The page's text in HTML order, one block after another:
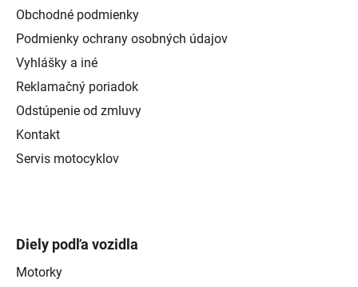
Obchodné podmienky
Podmienky ochrany osobných údajov
Vyhlášky a iné
Reklamačný poriadok
Odstúpenie od zmluvy
Kontakt
Servis motocyklov
Diely podľa vozidla
Motorky